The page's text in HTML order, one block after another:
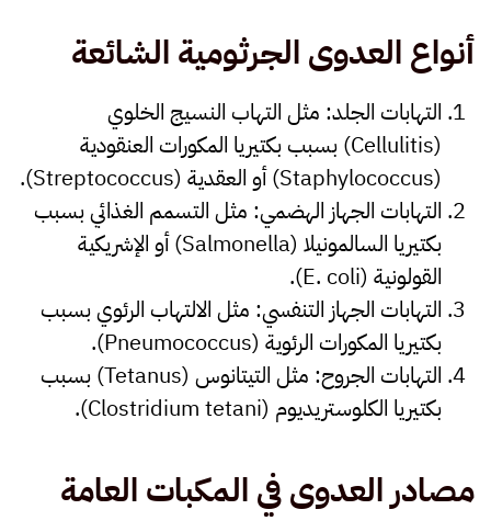
أنواع العدوى الجرثومية الشائعة
التهابات الجلد: مثل التهاب النسيج الخلوي
(Cellulitis) بسبب بكتيريا المكورات العنقودية
(Staphylococcus) أو العقدية (Streptococcus).
التهابات الجهاز الهضمي: مثل التسمم الغذائي بسبب
بكتيريا السالمونيلا (Salmonella) أو الإشريكية
القولونية (E. coli).
التهابات الجهاز التنفسي: مثل الالتهاب الرئوي بسبب
بكتيريا المكورات الرئوية (Pneumococcus).
التهابات الجروح
: مثل التيتانوس (Tetanus) بسبب
بكتيريا الكلوستريديوم (Clostridium tetani).
مصادر العدوى في المكبات العامة